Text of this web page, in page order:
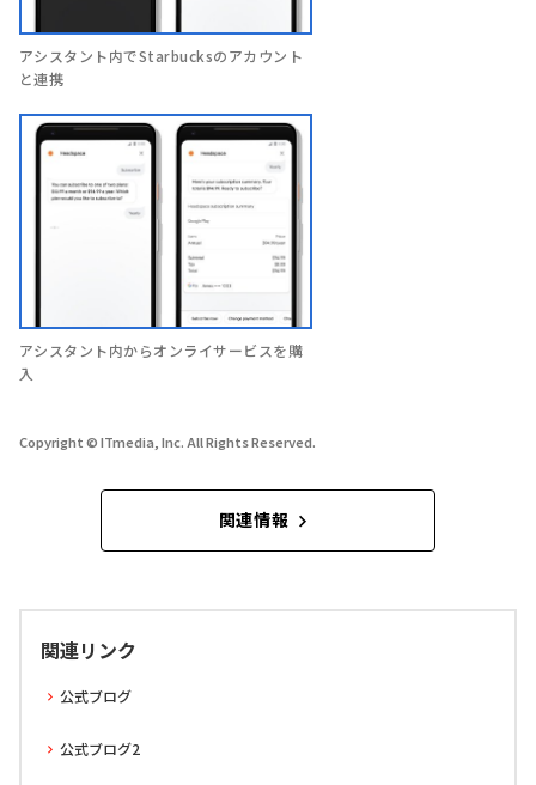
アシスタント内でStarbucksのアカウント
と連携
アシスタント内からオンライサービスを購
入
Copyright © ITmedia, Inc. All Rights Reserved.
関連情報
関連リンク
公式ブログ
公式ブログ2